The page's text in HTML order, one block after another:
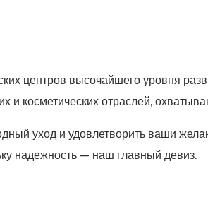
центров высочайшего уровня
и косметических отраслей,
уход и удовлетворить ваши
надежность — наш главный девиз.